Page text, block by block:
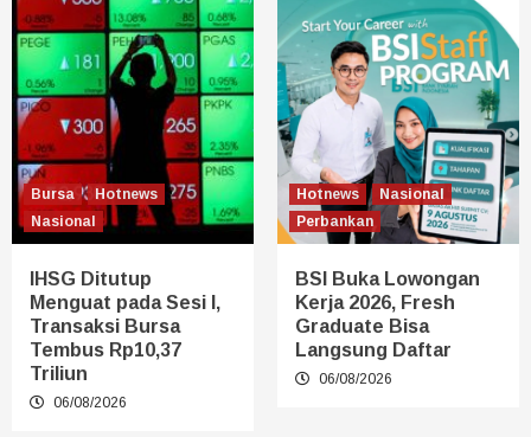
Bursa
Hotnews
Nasional
IHSG Ditutup
Menguat pada Sesi I,
Transaksi Bursa
Tembus Rp10,37
Triliun
06/08/2026
Hotnews
Nasional
Perbankan
BSI Buka Lowongan
Kerja 2026, Fresh
Graduate Bisa
Langsung Daftar
06/08/2026